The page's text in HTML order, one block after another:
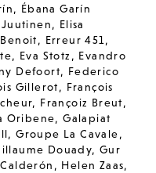
, Ébana Garín
Juutinen, Elisa
, Erreur 451,
, Eva Stotz , Evandro
Defoort, Federico
Gillerot, François
, Françoiz Breut,
Oribene,Galapiat
,Groupe La Cavale,
Douady,Gur
, Helen Zaas,